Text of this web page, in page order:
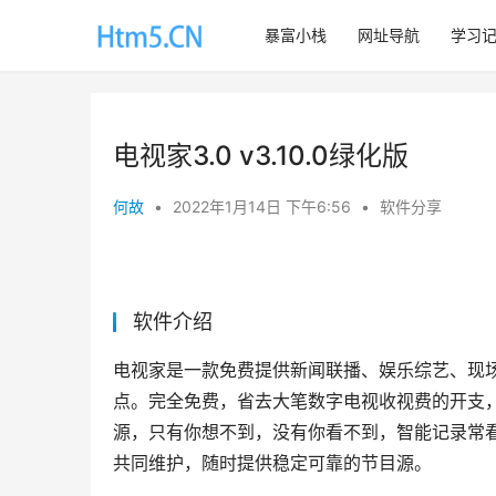
暴富小栈 网址导航 学习
电视家3.0 v3.10.0绿化版
何故 • 2022年1月14日 下午6:56 • 软件分享
软件介绍
电视家是一款免费提供新闻联播、娱乐综艺、
点。完全免费，省去大笔数字电视收视费的开
源，只有你想不到，没有你看不到，智能记录
共同维护，随时提供稳定可靠的节目源。